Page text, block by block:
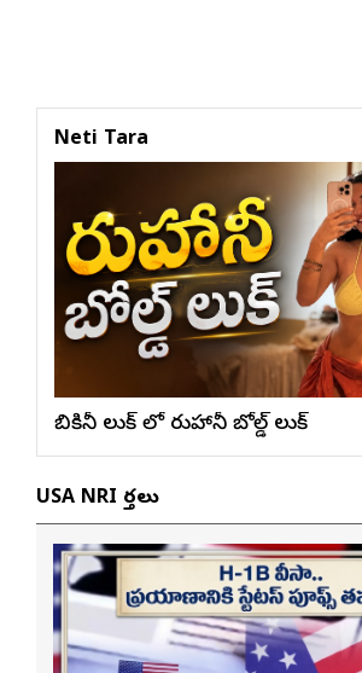
Neti Tara
బికినీ లుక్ లో రుహానీ బోల్డ్ లుక్
USA NRI వార్తలు